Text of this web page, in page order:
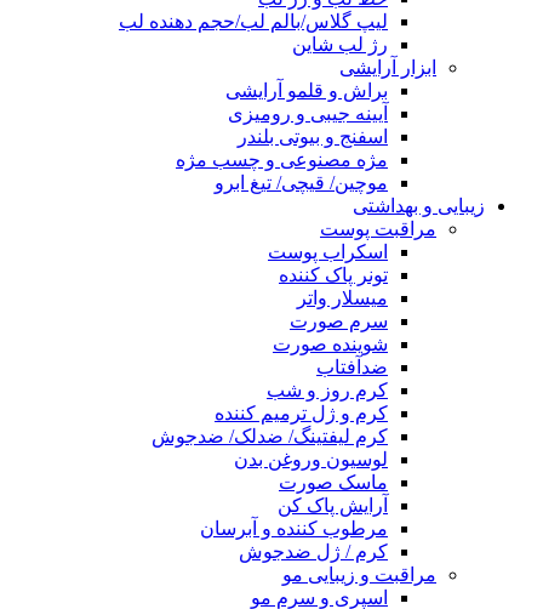
لیپ گلاس/بالم لب/حجم دهنده لب
رژ لب شاین
ابزار آرایشی
براش و قلمو آرایشی
آیینه جیبی و رومیزی
اسفنج و بیوتی بلندر
مژه مصنوعی و چسب مژه
موچین/ قیچی/ تیغ ابرو
زیبایی و بهداشتی
مراقبت پوست
اسکراب پوست
تونر پاک کننده
میسلار واتر
سرم صورت
شوینده صورت
ضدآفتاب
کرم روز و شب
کرم و ژل ترمیم کننده
کرم لیفتینگ/ ضدلک/ ضدجوش
لوسیون وروغن بدن
ماسک صورت
آرایش پاک کن
مرطوب کننده و آبرسان
کرم / ژل ضدجوش
مراقبت و زیبایی مو
اسپری و سرم مو